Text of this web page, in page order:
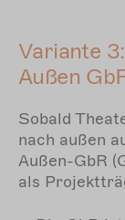
Variante
Außen
Sobald
nach außen
Außen-GbR
als